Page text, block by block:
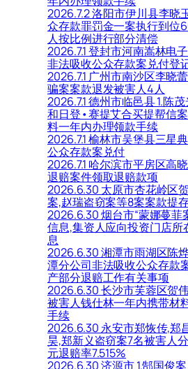
2026.7.2 洛阳市伊川县李晓
众存款罪罚金一案执行到位
人按比例进行部分清偿
2026.7.1 登封市河南嵩林电
非法吸收公众存款案兑付登
2026.7.1 广州市南沙区李晓
骗案案款退发被害人4人
2026.7.1 德州市临邑县 1.陈
和日登•赛提艾合买提帮信
料一年内办理领款手续
2026.7.1 榆林市吴堡县三星
公众存款案兑付
2026.7.1 哈尔滨市平房区高
退赔案件领取退赔款项
2026.6.30 太原市杏花岭区
案,赵瑞盗窃案等8案案款提
2026.6.30 烟台市“蒙娜蔓菲
信息,集资人应向投资门店所
息
2026.6.30 湘潭市雨湖区陈
潭分公司非法吸收公众存款
产部分退赔工作有关事项
2026.6.30 长沙市芙蓉区贺
被害人钱仕林一年内携带材
手续
2026.6.30 永安市郑恢传,郑
昊,郑新义盗窃案7名被害人
元退赔率7.515%
2026.6.30 济源市 1.郜国俊